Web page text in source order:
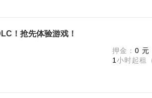
！抢先体验游戏！
押金： 0 元
1 小时起租